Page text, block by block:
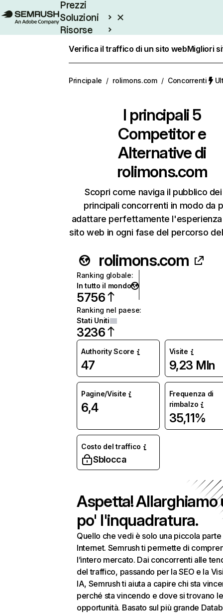
Prezzi
Soluzioni
Risorse
Verifica il traffico di un sito webMigliori
Principale / rolimons.com / Concorrenti
I principali 5
Competitor e
Alternative di
rolimons.com
Scopri come naviga il pubblico
principali concorrenti in modo da
adattare perfettamente
sito web in ogni fase del percorso
rolimons.com
Ranking globale:
In tutto il mondo
5756
Ranking nel paese:
Stati Uniti
3236
Authority Score
47
Visite
9,23 Mln
Pagine/Visite
6,4
Frequenza di
rimbalzo
35,11%
Costo del traffico
Sblocca
Aspetta! Allarghiamo
po' l'inquadratura.
Quello che vedi è solo una piccola parte
Internet. Semrush ti permette di
l’intero mercato. Dai concorrenti alle
del traffico, passando per la SEO e la
IA, Semrush ti aiuta a capire chi sta
perché sta vincendo e dove si trovano
opportunità. Basato sul più grande